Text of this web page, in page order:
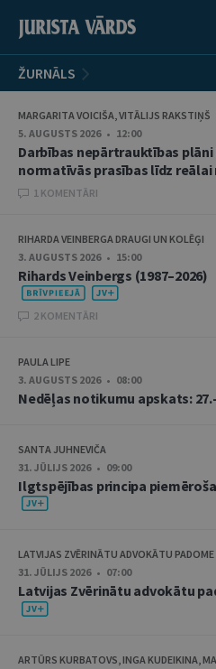
ŽURNĀLS
MARGARITA VOICIŠA, VITĀLIJS RAKSTIŅŠ
5. AUGUSTS 2026 • 12:00
Darbības nepārtrauktības
normatīvās prasības līdz
1 KOMENTĀRI
RIHARDA VEINBERGA DRAUGI UN KOLĒĢI
3. AUGUSTS 2026 • 15:00
Rihards Veinbergs (1987–2026)
2 KOMENTĀRI
PAULA LIPE
3. AUGUSTS 2026 • 08:00
Nedēļas notikumu apskats:
SANTA JUHNEVIČA
31. JŪLIJS 2026 • 09:00
Ilgtspējības principa
LATVIJAS ZVĒRINĀTU ADVOKĀTU PADOME
31. JŪLIJS 2026 • 07:00
Latvijas Zvērinātu advokātu
ARTŪRS KURBATOVS, INGA KUDEIKINA,